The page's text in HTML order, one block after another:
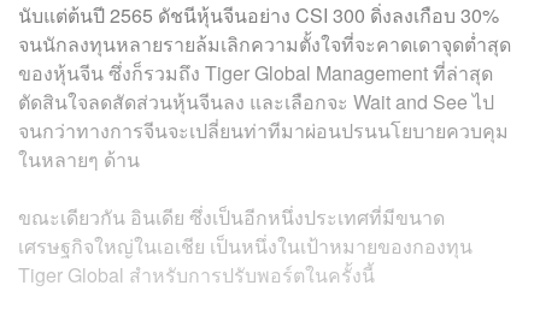
นับแต่ต้นปี 2565 ดัชนีหุ้นจีนอย่าง CSI 300 ดิ่งลงเกือบ 30%
จนนักลงทุนหลายรายล้มเลิกความตั้งใจที่จะคาดเดาจุดต่ำสุด
ของหุ้นจีน ซึ่งก็รวมถึง Tiger Global Management ที่ล่าสุด
ตัดสินใจลดสัดส่วนหุ้นจีนลง และเลือกจะ Wait and See ไป
จนกว่าทางการจีนจะเปลี่ยนท่าทีมาผ่อนปรนนโยบายควบคุม
ในหลายๆ ด้าน
ขณะเดียวกัน อินเดีย ซึ่งเป็นอีกหนึ่งประเทศที่มีขนาด
เศรษฐกิจใหญ่ในเอเชีย เป็นหนึ่งในเป้าหมายของกองทุน
Tiger Global สำหรับการปรับพอร์ตในครั้งนี้